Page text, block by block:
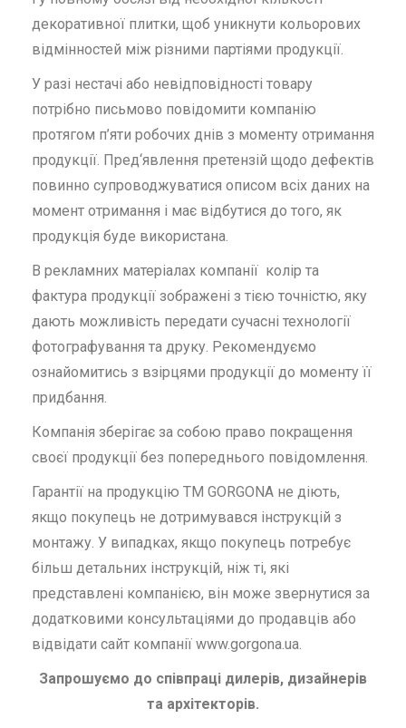
декоративної плитки, щоб уникнути кольорових
відмінностей між різними партіями продукції.
У разі нестачі або невідповідності товару
потрібно письмово повідомити компанію
протягом п’яти робочих днів з моменту отримання
продукції. Пред‘явлення претензій щодо дефектів
повинно супроводжуватися описом всіх даних на
момент отримання і має відбутися до того, як
продукція буде використана.
В рекламних матеріалах компанії колір та
фактура продукції зображені з тією точністю, яку
дають можливість передати сучасні технології
фотографування та друку. Рекомендуємо
ознайомитись з взірцями продукції до моменту її
придбання.
Компанія зберігає за собою право покращення
своєї продукції без попереднього повідомлення.
Гарантії на продукцію ТМ GORGONA не діють,
якщо покупець не дотримувався інструкцій з
монтажу. У випадках, якщо покупець потребує
більш детальних інструкцій, ніж ті, які
представлені компанією, він може звернутися за
додатковими консультаціями до продавців або
відвідати сайт компанії www.gorgona.ua.
Запрошуємо до співпраці дилерів, дизайнерів
та архітекторів.